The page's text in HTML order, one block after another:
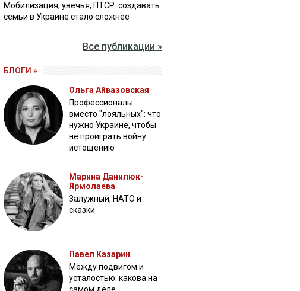
Мобилизация, увечья, ПТСР: создавать
семьи в Украине стало сложнее
Все публикации »
БЛОГИ »
Ольга Айвазовская
Профессионалы
вместо "лояльных": что
нужно Украине, чтобы
не проиграть войну
истощению
Марина Данилюк-
Ярмолаева
Залужный, НАТО и
сказки
Павел Казарин
Между подвигом и
усталостью: какова на